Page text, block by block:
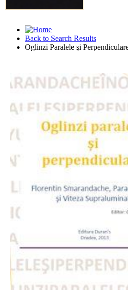
Back to Search Results
Oglinzi Paralele şi